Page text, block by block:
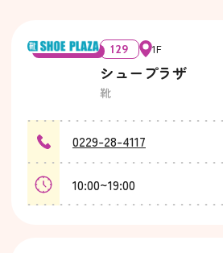
129 1F
シュープラザ
靴
0229-28-4117
10:00~19:00